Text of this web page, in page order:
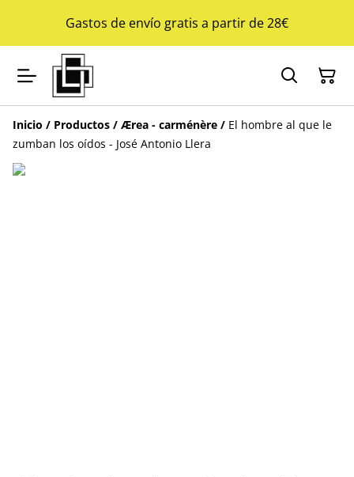
Gastos de envío gratis a partir de 28€
Inicio / Productos / Ærea - carménère / El hombre al que le
zumban los oídos - José Antonio Llera